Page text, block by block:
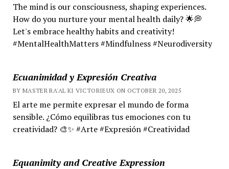
The mind is our consciousness, shaping experiences.
How do you nurture your mental health daily? 🌟💭
Let's embrace healthy habits and creativity!
#MentalHealthMatters #Mindfulness #Neurodiversity
Ecuanimidad y Expresión Creativa
BY MASTER RA'AL KI VICTORIEUX ON OCTOBER 20, 2025
El arte me permite expresar el mundo de forma
sensible. ¿Cómo equilibras tus emociones con tu
creatividad? 🎨✨ #Arte #Expresión #Creatividad
Equanimity and Creative Expression